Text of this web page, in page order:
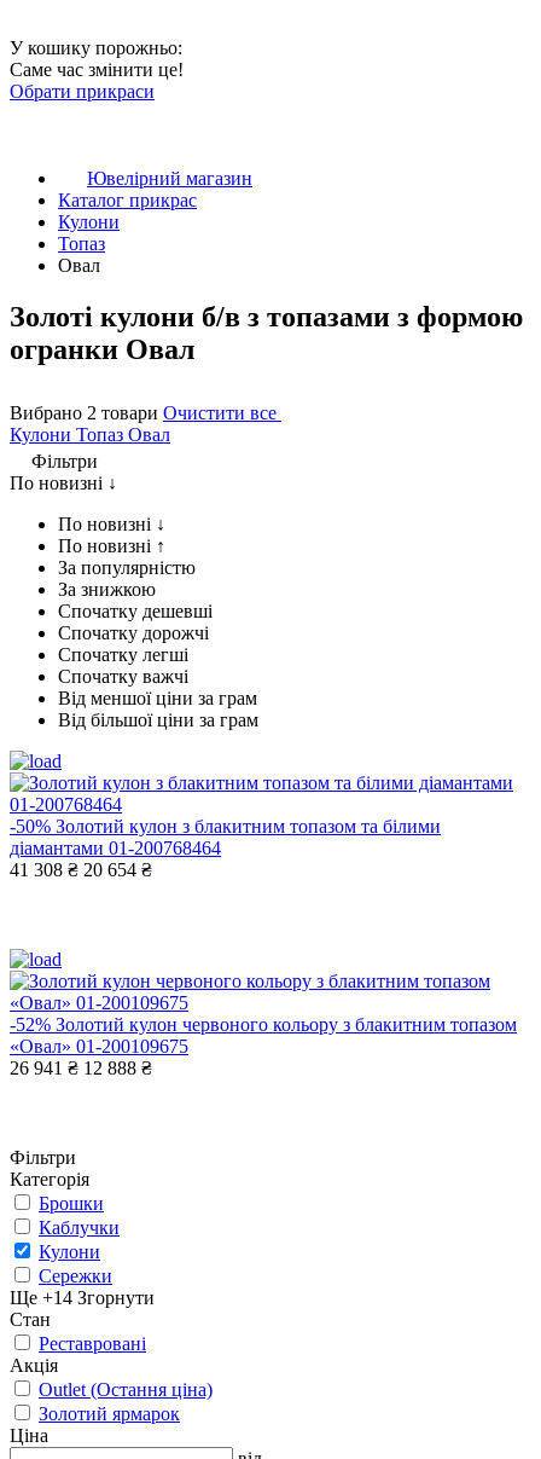
У кошику порожньо:
Саме час змінити це!
Обрати прикраси
Ювелірний магазин
Каталог прикрас
Кулони
Топаз
Овал
Золоті кулони б/в з топазами з формою
огранки Овал
Вибрано 2 товари Очистити все
Кулони Топаз Овал
Фільтри
По новизні ↓
По новизні ↓
По новизні ↑
За популярністю
За знижкою
Спочатку дешевші
Спочатку дорожчі
Спочатку легші
Спочатку важчі
Від меншої ціни за грам
Від більшої ціни за грам
-50% Золотий кулон з блакитним топазом та білими
діамантами 01-200768464
41 308 ₴ 20 654 ₴
-52% Золотий кулон червоного кольору з блакитним топазом
«Овал» 01-200109675
26 941 ₴ 12 888 ₴
Фільтри
Категорія
Брошки
Каблучки
Кулони
Сережки
Ще +14 Згорнути
Стан
Реставровані
Акція
Outlet (Остання ціна)
Золотий ярмарок
Ціна